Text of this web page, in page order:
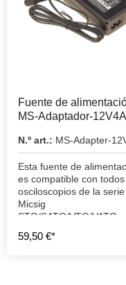
Fuente de
MS-Adaptador-12V4A
N.º art.: MS-Adapter-
Esta fuente de
es compatible con
osciloscopios de la serie
Micsig
STO/SATO/VTO/VATO y
59,50 €*